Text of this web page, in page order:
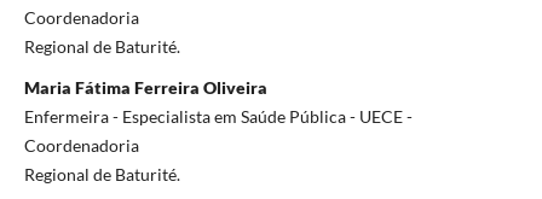
Coordenadoria
Regional de Baturité.
Maria Fátima Ferreira Oliveira
Enfermeira - Especialista em Saúde Pública - UECE -
Coordenadoria
Regional de Baturité.